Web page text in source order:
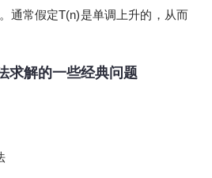
通常假定T(n)是单调上升的，从而
求解的一些经典问题